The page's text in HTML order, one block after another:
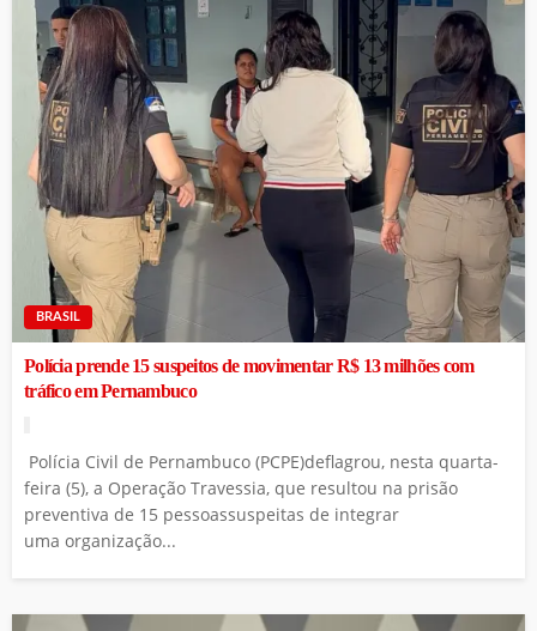
BRASIL
Polícia prende 15 suspeitos de movimentar R$ 13 milhões com
tráfico em Pernambuco
Polícia Civil de Pernambuco (PCPE)deflagrou, nesta quarta-
feira (5), a Operação Travessia, que resultou na prisão
preventiva de 15 pessoassuspeitas de integrar
uma organização...